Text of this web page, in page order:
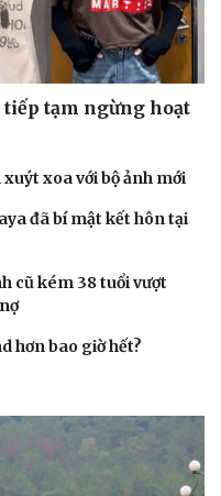
tạm ngừng hoạt
xoa với bộ ảnh mới
đã bí mật kết hôn tại
cũ kém 38 tuổi vượt
hơn bao giờ hết?